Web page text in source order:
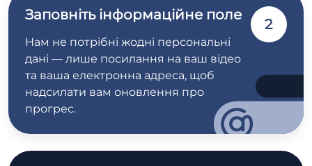
Заповніть інформаційне поле
Нам не потрібні жодні персональні
дані — лише посилання на ваш відео
та ваша електронна адреса, щоб
надсилати вам оновлення про
прогрес.
2